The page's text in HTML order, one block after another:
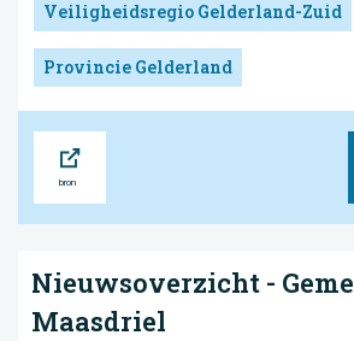
Veiligheidsregio Gelderland-Zuid
Provincie Gelderland
Nieuwsoverzicht -
Maasdriel